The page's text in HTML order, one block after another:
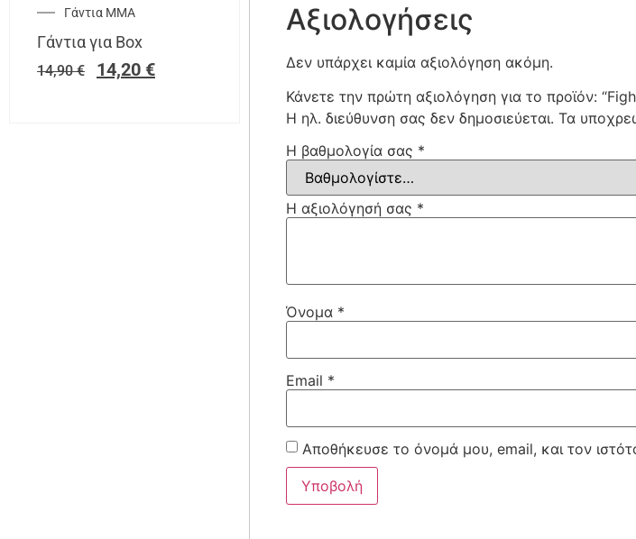
Γάντια ΜΜΑ
Γάντια για Box
14,90€ 14,20 €
Αξιολογήσεις
Δεν υπάρχει καμία αξιολόγηση ακόμη.
Κάνετε την πρώτη αξιολόγηση για το προϊόν:
Η ηλ. διεύθυνση σας δεν δημοσιεύεται. Τα
Η βαθμολογία σας *
Η αξιολόγησή σας *
Όνομα *
Email *
Αποθήκευσε το όνομά μου, email, και τον